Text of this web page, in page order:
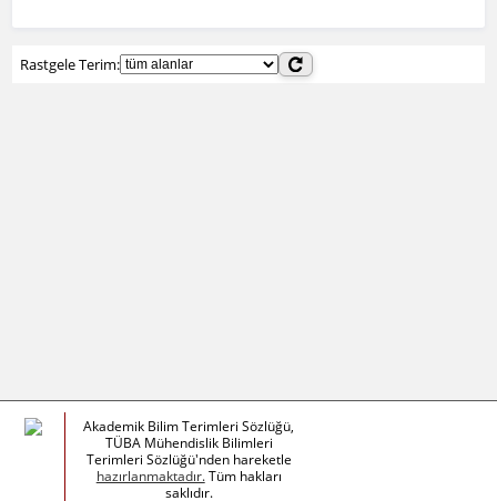
Rastgele Terim:
Akademik Bilim Terimleri Sözlüğü,
TÜBA Mühendislik Bilimleri
Terimleri Sözlüğü'nden hareketle
hazırlanmaktadır.Tüm hakları
saklıdır.